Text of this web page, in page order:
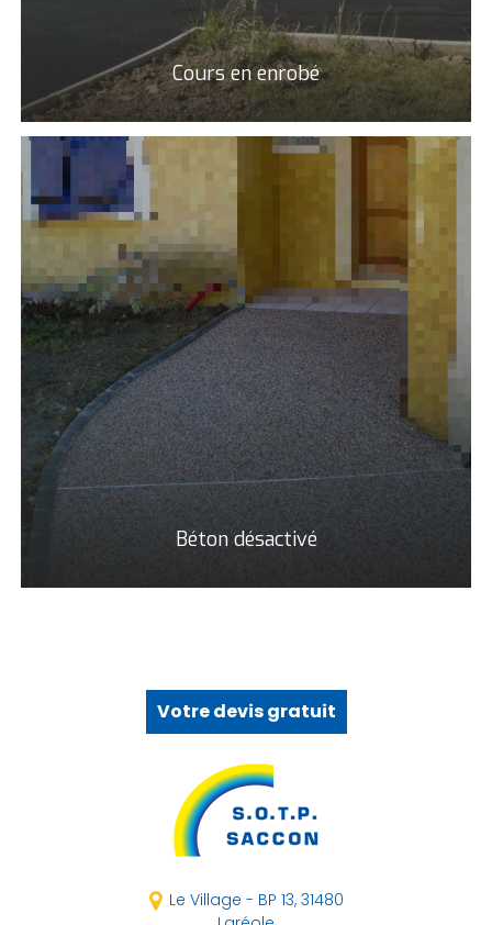
Cours en enrobé
Béton désactivé
Votre devis gratuit
Le Village - BP 13, 31480